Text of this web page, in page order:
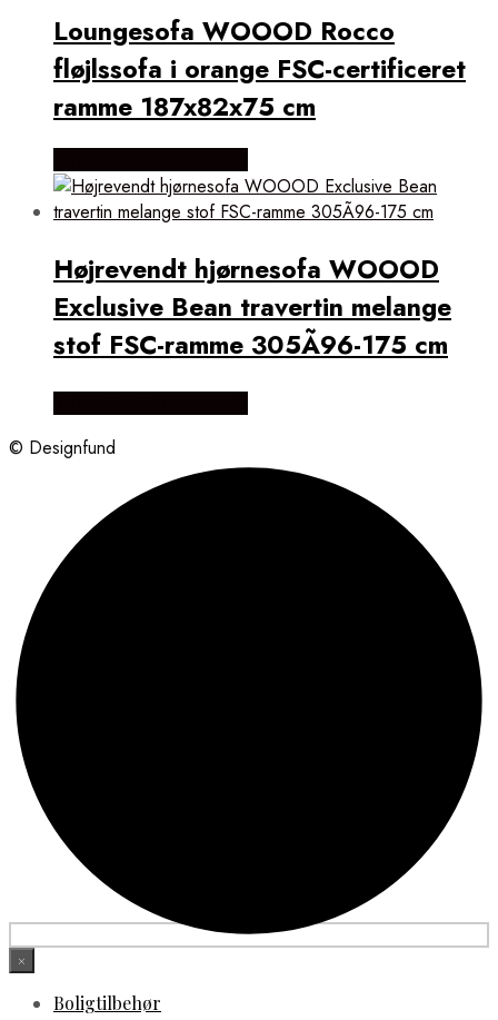
Loungesofa WOOOD Rocco
fløjlssofa i orange FSC-certificeret
ramme 187x82x75 cm
Højrevendt hjørnesofa WOOOD
Exclusive Bean travertin melange
stof FSC-ramme 305Ã96-175 cm
© Designfund
×
Boligtilbehør